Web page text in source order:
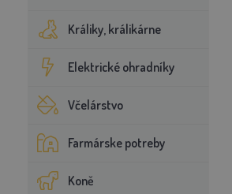
Králiky, králikárne
Elektrické ohradníky
Včelárstvo
Farmárske potreby
Koně